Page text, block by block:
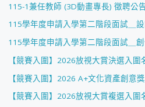
115-1兼任教師 (3D動畫專長) 徵聘公
115學年度申請入學第二階段面試＿
115學年度申請入學第二階段面試＿
【競賽入圍】2026放視大賞決選入圍
【競賽入圍】2026 A+文化資產創意
【競賽入圍】2026放視大賞複選入圍